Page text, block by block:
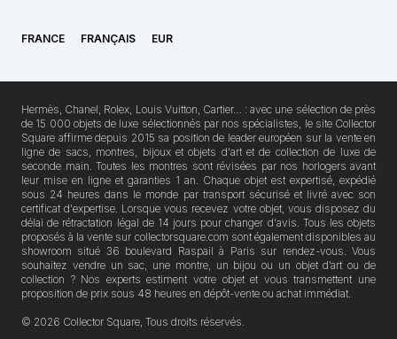
FRANCE FRANÇAIS EUR
Hermès, Chanel, Rolex, Louis Vuitton, Cartier… : avec une sélection de près
de 15 000 objets de luxe sélectionnés par nos spécialistes, le site Collector
Square affirme depuis 2015 sa position de leader européen sur la vente en
ligne de sacs, montres, bijoux et objets d'art et de collection de luxe de
seconde main. Toutes les montres sont révisées par nos horlogers avant
leur mise en ligne et garanties 1 an. Chaque objet est expertisé, expédié
sous 24 heures dans le monde par transport sécurisé et livré avec son
certificat d'expertise. Lorsque vous recevez votre objet, vous disposez du
délai de rétractation légal de 14 jours pour changer d'avis. Tous les objets
proposés à la vente sur collectorsquare.com sont également disponibles au
showroom situé 36 boulevard Raspail à Paris sur rendez-vous. Vous
souhaitez vendre un sac, une montre, un bijou ou un objet d’art ou de
collection ? Nos experts estiment votre objet et vous transmettent une
proposition de prix sous 48 heures en dépôt-vente ou achat immédiat.
© 2026 Collector Square, Tous droits réservés.